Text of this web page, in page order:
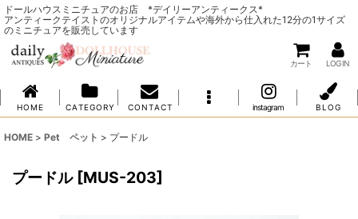
ドールハウスミニチュアのお店 *デイリーアンティークス*
アンティークテイストのオリジナルアイテムや海外から仕入れた12分の1サイズ
のミニチュアを販売しています
カート LOG IN
H O M E C A T E G O R Y C O N T A C T instagram B L O G
HOME > Pet ペット > プードル
プードル [MUS-203]